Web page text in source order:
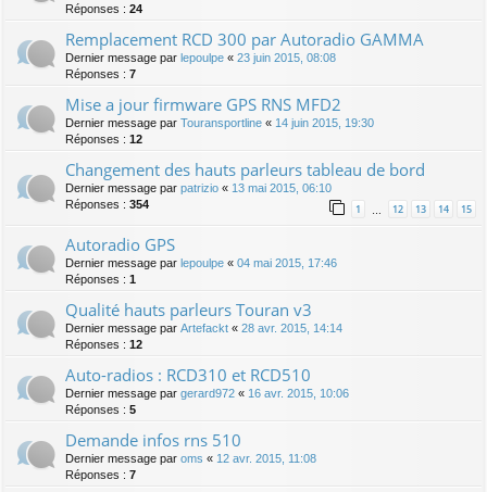
Réponses : 24
Remplacement RCD 300 par Autoradio GAMMA
Dernier message par lepoulpe « 23 juin 2015, 08:08
Réponses : 7
Mise a jour firmware GPS RNS MFD2
Dernier message par Touransportline « 14 juin 2015, 19:30
Réponses : 12
Changement des hauts parleurs tableau de bord
Dernier message par patrizio « 13 mai 2015, 06:10
Réponses : 354 1 12 13 14 15
Autoradio GPS
Dernier message par lepoulpe « 04 mai 2015, 17:46
Réponses : 1
Qualité hauts parleurs Touran v3
Dernier message par Artefackt « 28 avr. 2015, 14:14
Réponses : 12
Auto-radios : RCD310 et RCD510
Dernier message par gerard972 « 16 avr. 2015, 10:06
Réponses : 5
Demande infos rns 510
Dernier message par oms « 12 avr. 2015, 11:08
Réponses : 7